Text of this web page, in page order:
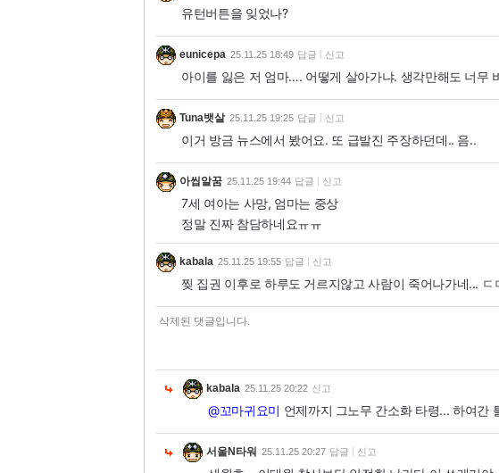
유턴버튼을 잊었나?
eunicepa 25.11.25 18:49 답글 신고
아이를 잃은 저 엄마…. 어떻게 살아가냐. 생각만해도 너무
Tuna뱃살 25.11.25 19:25 답글 신고
이거 방금 뉴스에서 봤어요. 또 급발진 주장하던데.. 음..
아씹알꿈 25.11.25 19:44 답글 신고
7세 여아는 사망, 엄마는 중상
정말 진짜 참담하네요ㅠㅠ
kabala 25.11.25 19:55 답글 신고
찢 집권 이후로 하루도 거르지않고 사람이 죽어나가네... ㄷ
삭제된 댓글입니다.
kabala 25.11.25 20:22 신고
@꼬마귀요미 언제까지 그노무 간소화 타령... 하여간
서울N타워 25.11.25 20:27 답글 신고